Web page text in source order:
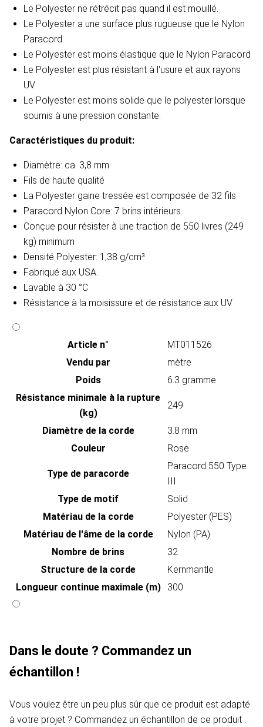
Le Polyester ne rétrécit pas quand il est mouillé.
Le Polyester a une surface plus rugueuse que le Nylon
Paracord.
Le Polyester est moins élastique que le Nylon Paracord
Le Polyester est plus résistant à l'usure et aux rayons
UV.
Le Polyester est moins solide que le polyester lorsque
soumis à une pression constante.
Caractéristiques du produit:
Diamètre: ca. 3,8 mm
Fils de haute qualité
La Polyester gaine tressée est composée de 32 fils
Paracord Nylon Core: 7 brins intérieurs
Conçue pour résister à une traction de 550 livres (249
kg) minimum
Densité Polyester: 1,38 g/cm³
Fabriqué aux USA.
Lavable à 30 °C
Résistance à la moisissure et de résistance aux UV
Article n°
MT011526
Vendu par
mètre
Poids
6.3 gramme
Résistance minimale à la rupture
(kg)
249
Diamètre de la corde
3.8 mm
Couleur
Rose
Type de paracorde
Paracord 550 Type
III
Type de motif
Solid
Matériau de la corde
Polyester (PES)
Matériau de l'âme de la corde
Nylon (PA)
Nombre de brins
32
Structure de la corde
Kernmantle
Longueur continue maximale (m)
300
Dans le doute ? Commandez un
échantillon !
Vous voulez être un peu plus sûr que ce produit est adapté
à votre projet ? Commandez un échantillon de ce produit .